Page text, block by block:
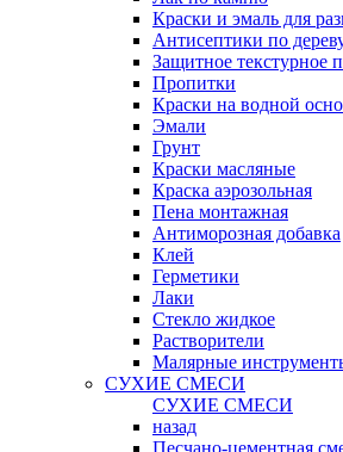
Краски и эмаль для
Антисептики по
Защитное текстурное
Пропитки
Краски на водной
Эмали
Грунт
Краски масляные
Краска аэрозольная
Пена монтажная
Антиморозная добавка
Клей
Герметики
Лаки
Стекло жидкое
Растворители
Малярные
СУХИЕ СМЕСИ
СУХИЕ СМЕСИ
назад
Песчано-цементная